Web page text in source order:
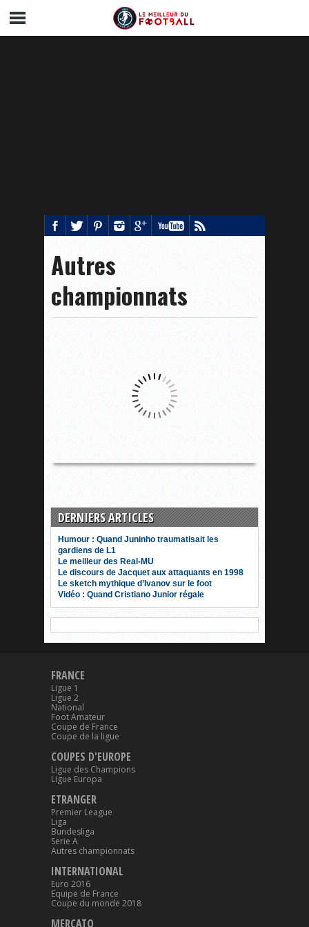
Autres
championnats
DERNIERS ARTICLES
Humour : Quand Juninho traumatisait les
gardiens de L1
Le meilleur des Real-MU
Le discours de Jacquet aux attaquants en 1998
Le sketch mythique d’Ivanov sur le foot
Vidéo : Quand Cristiano Junior régale
FRANCE
Ligue 1
Ligue 2
National
Foot Amateur
Coupe de France
Coupe de la ligue
COUPES D'EUROPE
Ligue des Champions
Ligue Europa
ETRANGER
Premier League
Liga
Bundesliga
Serie A
Autres championnats
INTERNATIONAL
Euro 2016
Equipe de France
Coupe du monde 2018
MERCATO